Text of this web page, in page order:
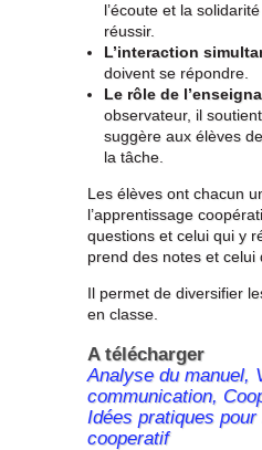
l’écoute et la
réussir.
L’interaction
doivent se répondre.
Le rôle de
observateur, il
suggère aux élèves
la tâche.
Les élèves ont chacun
l’apprentissage
questions et celui qui y
prend des notes et celui
Il permet de diversifier
en classe.
A télécharger
Analyse du manuel,
communication,
Idées pratiques pour
cooperatif